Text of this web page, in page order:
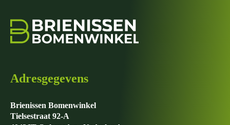
Adresgegevens
Brienissen Bomenwinkel
Tielsestraat 92-A